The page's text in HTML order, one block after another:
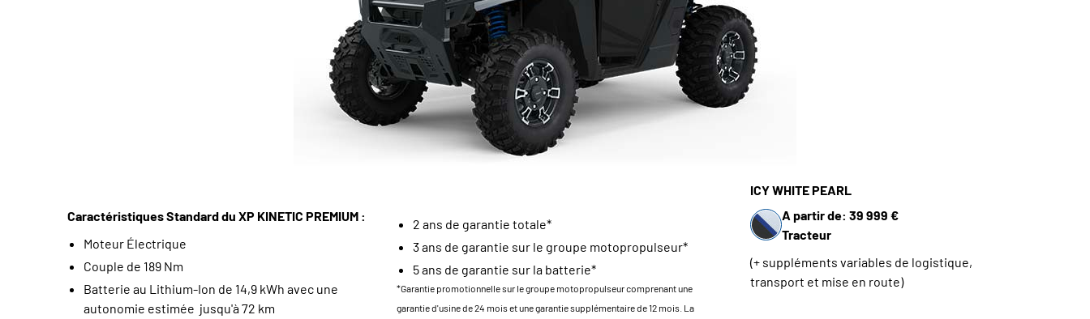
ICY WHITE PEARL
A partir de: 39 999 €
Tracteur
(+ suppléments variables de logistique,
transport et mise en route)
Caractéristiques Standard du XP KINETIC PREMIUM :
Moteur Électrique
Couple de 189 Nm
Batterie au Lithium-Ion de 14,9 kWh avec une
autonomie estimée jusqu'à 72 km
2 ans de garantie totale*
3 ans de garantie sur le groupe motopropulseur*
5 ans de garantie sur la batterie*
*Garantie promotionnelle sur le groupe motopropulseur comprenant une
garantie d'usine de 24 mois et une garantie supplémentaire de 12 mois. La